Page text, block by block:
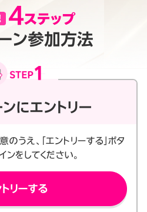
ン参加方法
にエントリー
のうえ、「エントリーする」ボタ
をしてください。
リーする